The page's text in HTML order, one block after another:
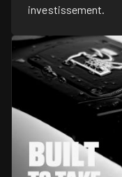
investissement.